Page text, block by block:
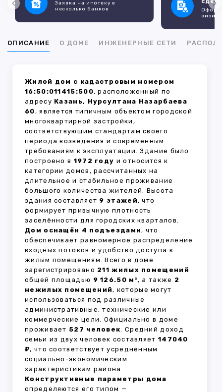
Заявка на ипотеку в
несколько банков
ОПИСАНИЕ О ДОМЕ ИНЖЕНЕРНЫЕ СЕТИ
Жилой дом с кадастровым номером
16:50:011415:500, расположенный по
адресу Казань, Нурсултана Назарбаева
60, является типичным объектом городской
многоквартирной застройки,
соответствующим стандартам своего
периода возведения и современным
требованиям к эксплуатации. Здание было
построено в 1972 году и относится к
категории домов, рассчитанных на
длительное и стабильное проживание
большого количества жителей. Высота
здания составляет 9 этажей, что
формирует привычную плотность
заселённости для городских кварталов.
Дом оснащён 4 подъездами, что
обеспечивает равномерное распределение
входных потоков и удобство доступа к
жилым помещениям. Всего в доме
зарегистрировано 211 жилых помещений
общей площадью 9 126.50 м², а также 2
нежилых помещений, которые могут
использоваться под различные
административные, технические или
коммерческие цели. Официально в доме
проживает 527 человек. Средний доход
семьи из двух человек составляет 147040
₽, что соответствует усреднённым
социально-экономическим
характеристикам района.
Конструктивные параметры дома
определяются его типом —